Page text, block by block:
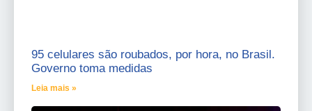
95 celulares são roubados, por hora, no Brasil.
Governo toma medidas
Leia mais »